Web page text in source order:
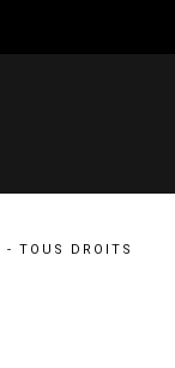
- TOUS DROITS